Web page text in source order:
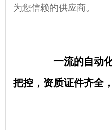
为您信赖的供应商。
一流的自动
把控，资质证件齐全